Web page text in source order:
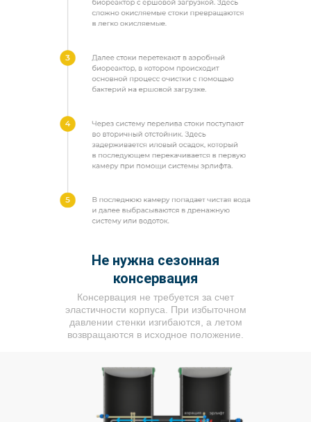
Не нужна сезонная
консервация
Консервация не требуется за счет
эластичности корпуса. При избыточном
давлении стенки изгибаются, а летом
возвращаются в исходное положение.